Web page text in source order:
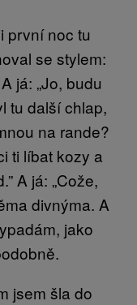
první noc tu
se stylem:
já: „Jo, budu
tu další chlap,
na rande?
ti líbat kozy a
A já: „Cože,
divnýma. A
jako
jsem šla do